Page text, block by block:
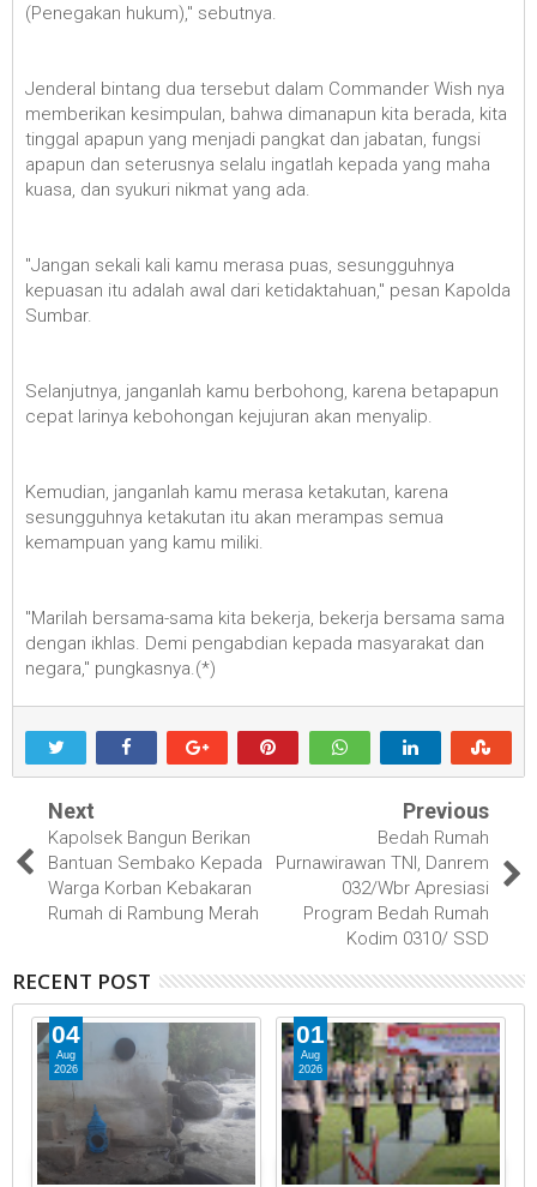
(Penegakan hukum)," sebutnya.
Jenderal bintang dua tersebut dalam Commander Wish nya
memberikan kesimpulan, bahwa dimanapun kita berada, kita
tinggal apapun yang menjadi pangkat dan jabatan, fungsi
apapun dan seterusnya selalu ingatlah kepada yang maha
kuasa, dan syukuri nikmat yang ada.
"Jangan sekali kali kamu merasa puas, sesungguhnya
kepuasan itu adalah awal dari ketidaktahuan," pesan Kapolda
Sumbar.
Selanjutnya, janganlah kamu berbohong, karena betapapun
cepat larinya kebohongan kejujuran akan menyalip.
Kemudian, janganlah kamu merasa ketakutan, karena
sesungguhnya ketakutan itu akan merampas semua
kemampuan yang kamu miliki.
"Marilah bersama-sama kita bekerja, bekerja bersama sama
dengan ikhlas. Demi pengabdian kepada masyarakat dan
negara," pungkasnya.(*)
Next
Kapolsek Bangun Berikan
Bantuan Sembako Kepada
Warga Korban Kebakaran
Rumah di Rambung Merah
Previous
Bedah Rumah
Purnawirawan TNI, Danrem
032/Wbr Apresiasi
Program Bedah Rumah
Kodim 0310/ SSD
RECENT POST
04
Aug
2026
01
Aug
2026